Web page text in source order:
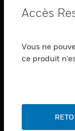
PRODUCTS
toggle view
INDUSTRIES
Accès
Vous ne
ce produit